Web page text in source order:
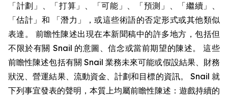
「計劃」、「打算」、「可能」、「預測」、「繼續」、
「估計」和 「潛力」，或這些術語的否定形式或其他類似
表達。 前瞻性陳述出現在本新聞稿中的許多地方，包括但
不限於有關 Snail 的意圖、信念或當前期望的陳述。 這些
前瞻性陳述包括有關 Snail 業務未來可能或假設結果、財務
狀況、營運結果、流動資金、計劃和目標的資訊。 Snail 就
下列事宜發表的聲明，本質上均屬前瞻性陳述：遊戲持續的